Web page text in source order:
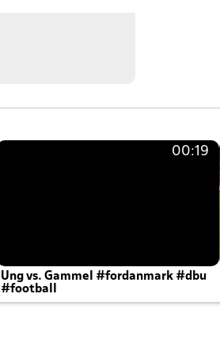
00:19
Ung vs. Gammel #fordanmark #dbu
#football